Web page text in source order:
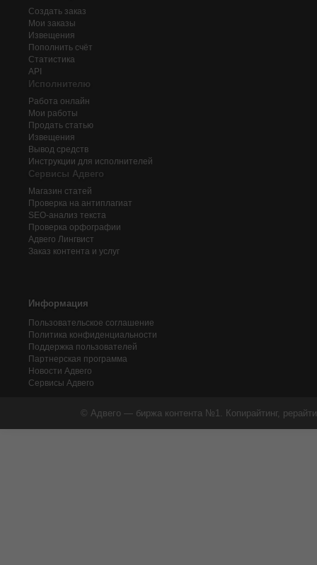
Создать заказ
Мои заказы
Извещения
Пополнить счёт
Статистика
API
Исполнителю
Работа онлайн
Мои работы
Продать статью
Извещения
Вывод средств
Инструкции для исполнителей
Сервисы Адвего
Магазин статей
Проверка на антиплагиат
SEO-анализ текста
Проверка орфографии
Адвего Лингвист
Заказ контента и услуг
Информация
Пользовательское соглашение
Политика конфиденциальности
Поддержка пользователей
Партнерская программа
Новости Адвего
Сервисы Адвего
© Адвего — биржа контента №1. Копирайтинг,